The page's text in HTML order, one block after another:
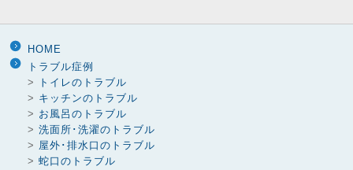
HOME
トラブル症例
>
トイレのトラブル
> キッチンのトラブル
> お風呂のトラブル
> 洗面所･洗濯のトラブル
> 屋外･排水口のトラブル
> 蛇口のトラブル